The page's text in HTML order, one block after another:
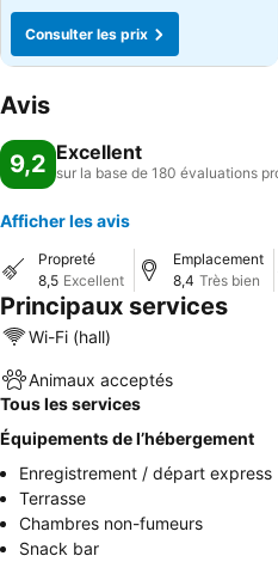
Consulter les prix
Avis
9,2 Excellent
sur la base de 180 évaluations
Afficher les avis
Propreté
8,5 Excellent
Emplacement
8,4 Très bien
Principaux services
Wi-Fi (hall)
Animaux acceptés
Tous les services
Équipements de l’hébergement
Enregistrement / départ express
Terrasse
Chambres non-fumeurs
Snack bar